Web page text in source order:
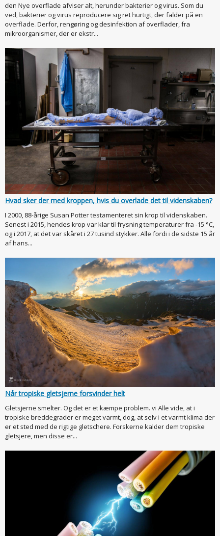
den Nye overflade afviser alt, herunder bakterier og virus. Som du
ved, bakterier og virus reproducere sig ret hurtigt, der falder på en
overflade. Derfor, rengøring og desinfektion af overflader, fra
mikroorganismer, der er ekstr...
Hvad sker der med kroppen, hvis du overlade det til videnskaben?
I 2000, 88-årige Susan Potter testamenteret sin krop til videnskaben.
Senest i 2015, hendes krop var klar til frysning temperaturer fra -15 °C,
og i 2017, at det var skåret i 27 tusind stykker. Alle fordi i de sidste 15 år
af hans...
Når tropiske gletsjerne forsvinder helt
Gletsjerne smelter. Og det er et kæmpe problem. vi Alle vide, at i
tropiske breddegrader er meget varmt, dog, at selv i et varmt klima der
er et sted med de rigtige gletschere. Forskerne kalder dem tropiske
gletsjere, men disse er...